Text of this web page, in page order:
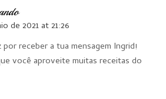
de 2021 at 21:26
receber a tua mensagem Ingrid!
você aproveite muitas receitas do